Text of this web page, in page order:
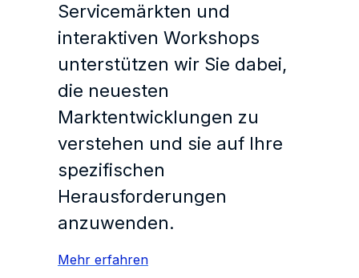
Servicemärkten und
interaktiven Workshops
unterstützen wir Sie dabei,
die neuesten
Marktentwicklungen zu
verstehen und sie auf Ihre
spezifischen
Herausforderungen
anzuwenden.
Mehr erfahren